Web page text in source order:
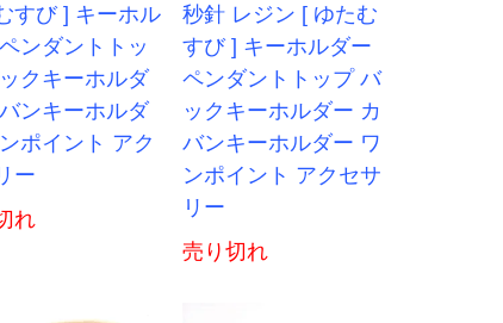
すび ] キーホル
ンダントトッ
クキーホルダ
ンキーホルダ
ポイント アク
ー
れ
秒針 レジン [ ゆたむ
すび ] キーホルダー
ペンダントトップ バ
ックキーホルダー カ
バンキーホルダー ワ
ンポイント アクセサ
リー
売り切れ